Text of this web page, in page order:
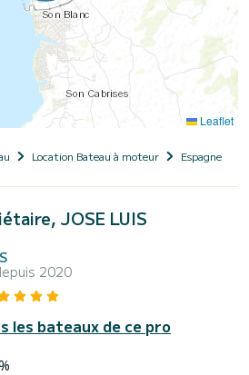
Leaflet
Location Bateau à moteur Espagne
JOSE LUIS
2020
les bateaux de ce pro